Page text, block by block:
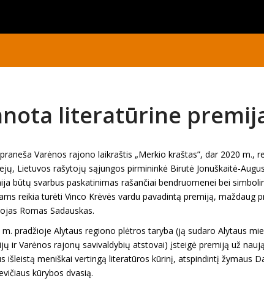
literatūrine
Varėnos rajono laikraštis „Merkio kraštas”, dar 2020 m.,
Lietuvos rašytojų sąjungos pirmininkė Birutė Jonuškaitė-
būtų svarbus paskatinimas rašančiai bendruomenei bei
reikia turėti Vinco Krėvės vardu pavadintą premiją, maždaug
Romas Sadauskas.
m. pradžioje Alytaus regiono plėtros taryba (ją sudaro Alytaus
ir Varėnos rajonų savivaldybių atstovai) įsteigė premiją už
išleistą meniškai vertingą literatūros kūrinį, atspindintį žymaus
kūrybos dvasią.